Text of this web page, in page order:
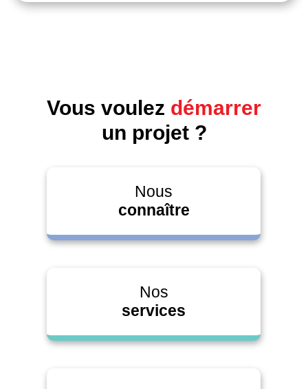
Vous voulez démarrer
un projet ?
Nous
connaître
Nos
services